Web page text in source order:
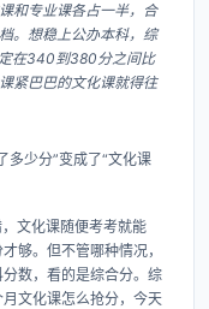
和专业课各占一半，合
。想稳上公办本科，综
在340到380分之间比
紧巴巴的文化课就得往
多少分”变成了“文化课
文化课随便考考就能
够。但不管哪种情况，
数，看的是综合分。综
文化课怎么抢分，今天